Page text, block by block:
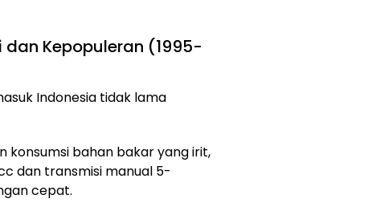
dan Kepopuleran (1995-
Indonesia tidak lama
konsumsi bahan bakar yang irit,
dan transmisi manual 5-
cepat.